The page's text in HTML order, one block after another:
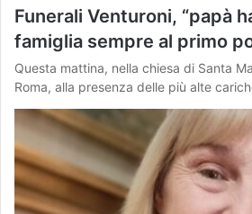
Funerali Venturoni, “papà
famiglia sempre al primo
Questa mattina, nella chiesa di Santa
Roma, alla presenza delle più alte